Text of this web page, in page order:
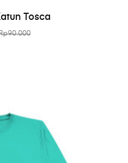
Tosca
90.000